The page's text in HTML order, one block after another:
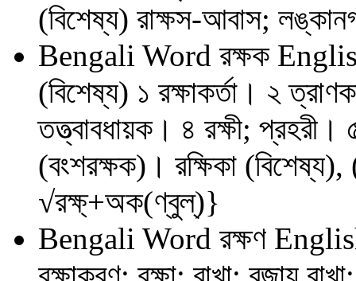
(বিশেষ্য) রাক্ষস-আবাস;
Bengali Word রক্ষক
(বিশেষ্য) ১ রক্ষাকর্তা। ২
তত্ত্বাবধায়ক। ৪ রক্ষী; প্রহরী।
(বংশরক্ষক)। রক্ষিকা
√রক্ষ্‌+অক(ণ্বুল্‌)}
Bengali Word রক্ষণ